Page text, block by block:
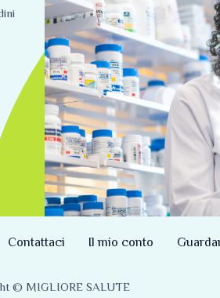
Contattaci Il mio conto
© MIGLIORE SALUTE